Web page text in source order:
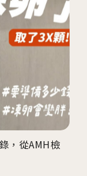
，從AMH檢